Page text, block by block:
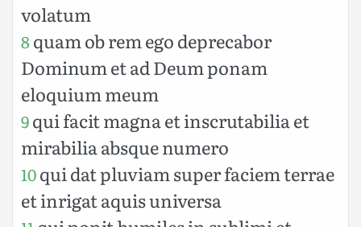
volatum
8quam ob rem ego deprecabor
Dominum et ad Deum ponam
eloquium meum
9qui facit magna et inscrutabilia et
mirabilia absque numero
10qui dat pluviam super faciem terrae
et inrigat aquis universa